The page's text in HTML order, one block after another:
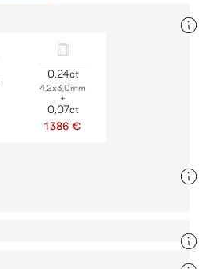
0,24ct
4,2x3,0mm
+
0,07ct
1 386 €